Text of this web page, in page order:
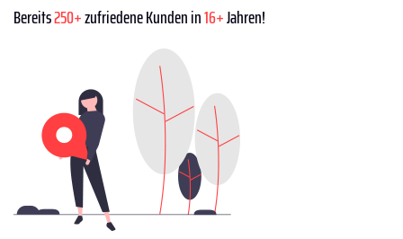
Bereits250+zufriedene Kunden in16+Jahren!